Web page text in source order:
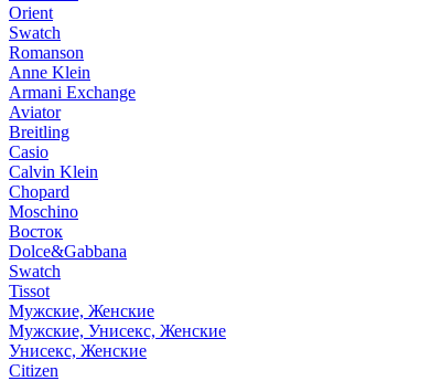
Orient
Swatch
Romanson
Anne Klein
Armani Exchange
Aviator
Breitling
Casio
Calvin Klein
Chopard
Moschino
Восток
Dolce&Gabbana
Swatch
Tissot
Мужские, Женские
Мужские, Унисекс, Женские
Унисекс, Женские
Citizen